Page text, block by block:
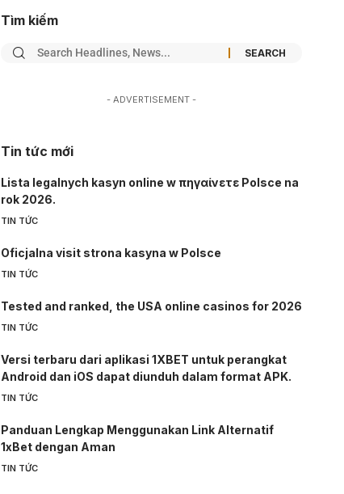
Tìm kiếm
- ADVERTISEMENT -
Tin tức mới
Lista legalnych kasyn online w πηγαίνετε Polsce na
rok 2026.
TIN TỨC
Oficjalna visit strona kasyna w Polsce
TIN TỨC
Tested and ranked, the USA online casinos for 2026
TIN TỨC
Versi terbaru dari aplikasi 1XBET untuk perangkat
Android dan iOS dapat diunduh dalam format APK.
TIN TỨC
Panduan Lengkap Menggunakan Link Alternatif
1xBet dengan Aman
TIN TỨC